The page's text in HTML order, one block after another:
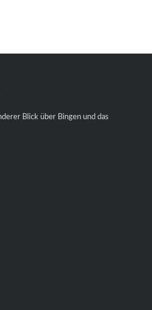
Blick über Bingen und das